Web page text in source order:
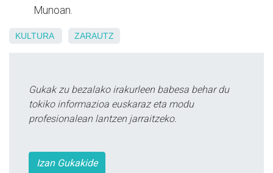
Munoan.
KULTURA ZARAUTZ
Gukak zu bezalako irakurleen babesa behar du
tokiko informazioa euskaraz eta modu
profesionalean lantzen jarraitzeko.
Izan Gukakide